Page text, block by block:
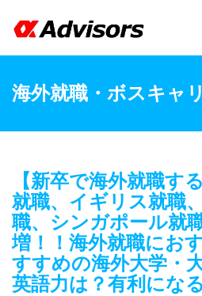
海外就職・ボスキャリ
【新卒で海外就職す
就職、イギリス就職
職、シンガポール就
増！！海外就職にお
すすめの海外大学・
英語力は？有利にな